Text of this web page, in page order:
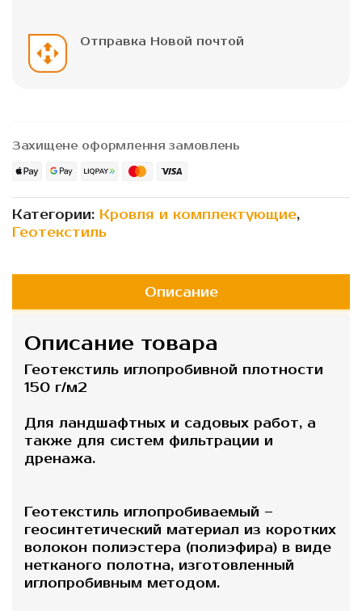
Отправка Новой почтой
Захищене оформлення замовлень
Категории: Кровля и комплектующие,
Геотекстиль
Описание
Описание товара
Геотекстиль иглопробивной плотности
150 г/м2
Для ландшафтных и садовых работ, а
также для систем фильтрации и
дренажа.
Геотекстиль иглопробиваемый –
геосинтетический материал из коротких
волокон полиэстера (полиэфира) в виде
нетканого полотна, изготовленный
иглопробивным методом.